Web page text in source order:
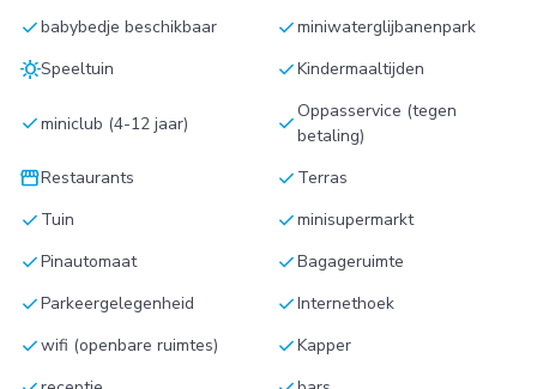
checkbabybedje beschikbaar checkminiwaterglijbanenpark
sunnySpeeltuin checkKindermaaltijden
checkminiclub (4-12 jaar) check Oppasservice (tegen
betaling)
storefrontRestaurants check Terras
check Tuin checkminisupermarkt
checkPinautomaat checkBagageruimte
checkParkeergelegenheid checkInternethoek
checkwifi (openbare ruimtes) checkKapper